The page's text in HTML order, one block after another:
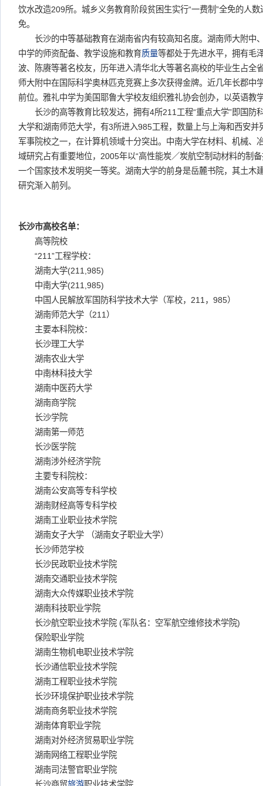
饮水改造209所。城乡义务教育阶段贫困生实行“一费制”全免的人
免。
长沙的中等基础教育在湖南省内有较高知名度。湖南师大附中
中学的师资配备、教学设施和教育质量等都处于先进水平，拥有毛
波、陈赓等著名校友，历年进入清华北大等著名高校的毕业生占全
师大附中在国际科学奥林匹克竞赛上多次获得金牌。近几年长郡中
前位。雅礼中学为美国耶鲁大学校友组织雅礼协会创办，以英语教
长沙的高等教育比较发达，拥有4所211工程“重点大学”即国防
大学和湖南师范大学，有3所进入985工程，数量上与上海和西安
军事院校之一，在计算机领域十分突出。中南大学在材料、机械、
域研究占有重要地位，2005年以“高性能炭／炭航空制动材料的制
一个国家技术发明奖一等奖。湖南大学的前身是岳麓书院，其土木
研究渐入前列。
长沙市高校名单：
高等院校
“211”工程学校：
湖南大学(211,985)
中南大学(211,985)
中国人民解放军国防科学技术大学（军校，211，985）
湖南师范大学（211）
主要本科院校：
长沙理工大学
湖南农业大学
中南林科技大学
湖南中医药大学
湖南商学院
长沙学院
湖南第一师范
长沙医学院
湖南涉外经济学院
主要专科院校：
湖南公安高等专科学校
湖南财经高等专科学校
湖南工业职业技术学院
湖南女子大学 （湖南女子职业大学）
长沙师范学校
长沙民政职业技术学院
湖南交通职业技术学院
湖南大众传媒职业技术学院
湖南科技职业学院
长沙航空职业技术学院 (军队名：空军航空维修技术学院)
保险职业学院
湖南生物机电职业技术学院
长沙通信职业技术学院
湖南工程职业技术学院
长沙环境保护职业技术学院
湖南商务职业技术学院
湖南体育职业学院
湖南对外经济贸易职业学院
湖南网络工程职业学院
湖南司法警官职业学院